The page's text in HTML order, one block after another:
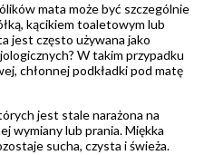
mata może być szczególnie
kącikiem toaletowym lub
jest często używana jako
W takim przypadku
chłonnej podkładki pod matę
jest stale narażona na
wymiany lub prania. Miękka
sucha, czysta i świeża.